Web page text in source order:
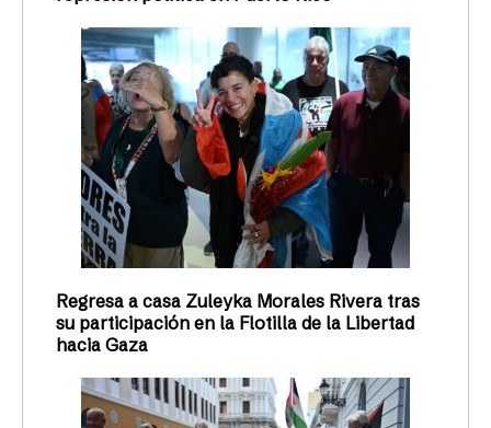
Regresa a casa Zuleyka Morales Rivera tras
su participación en la Flotilla de la Libertad
hacia Gaza